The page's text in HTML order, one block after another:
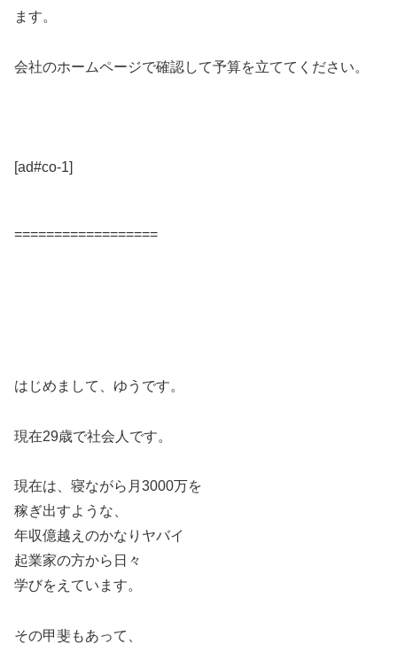
ます。
会社のホームページで確認して予算を立ててください。
[ad#co-1]
==================
はじめまして、ゆうです。
現在29歳で社会人です。
現在は、寝ながら月3000万を
稼ぎ出すような、
年収億越えのかなりヤバイ
起業家の方から日々
学びをえています。
その甲斐もあって、